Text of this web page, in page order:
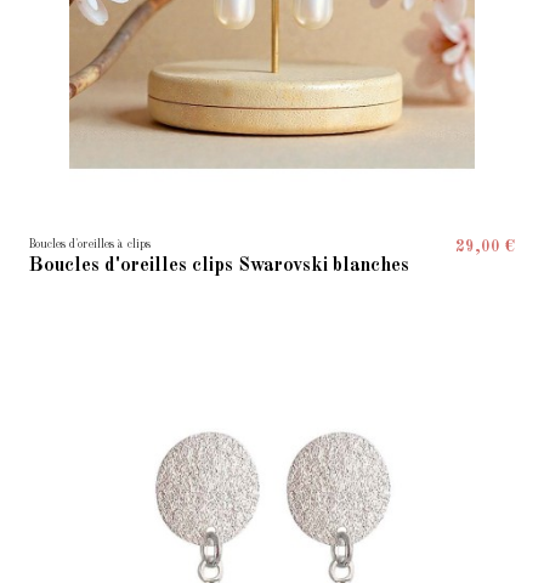
Boucles d'oreilles à clips
Boucles d'oreilles clips Swarovski blanches
29,00 €